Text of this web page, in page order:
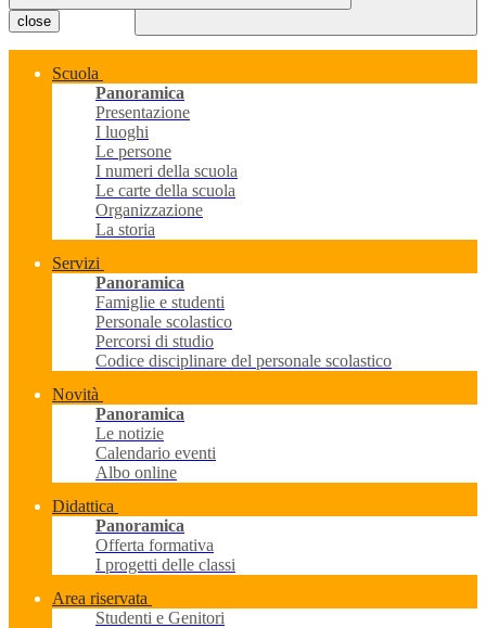
close
Scuola
Panoramica
Presentazione
I luoghi
Le persone
I numeri della scuola
Le carte della scuola
Organizzazione
La storia
Servizi
Panoramica
Famiglie e studenti
Personale scolastico
Percorsi di studio
Codice disciplinare del personale scolastico
Novità
Panoramica
Le notizie
Calendario eventi
Albo online
Didattica
Panoramica
Offerta formativa
I progetti delle classi
Area riservata
Studenti e Genitori